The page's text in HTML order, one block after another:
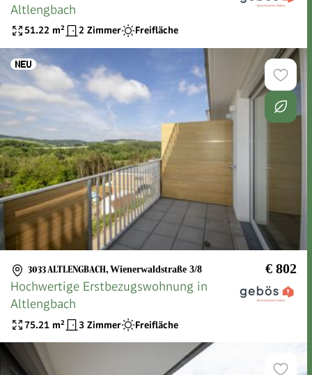
Altlengbach
51.22 m² 2 Zimmer Freifläche
3033 ALTLENGBACH, Wienerwaldstraße 3/8 € 802
Hochwertige Erstbezugswohnung in
Altlengbach
75.21 m² 3 Zimmer Freifläche